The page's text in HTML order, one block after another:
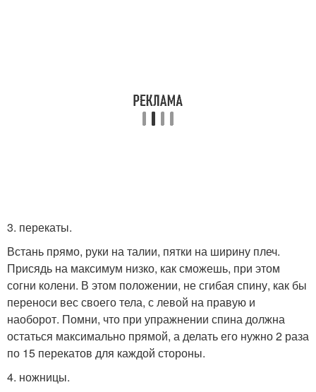
3. перекаты.
Встань прямо, руки на талии, пятки на ширину плеч.
Присядь на максимум низко, как сможешь, при этом
согни колени. В этом положении, не сгибая спину, как бы
переноси вес своего тела, с левой на правую и
наоборот. Помни, что при упражнении спина должна
остаться максимально прямой, а делать его нужно 2 раза
по 15 перекатов для каждой стороны.
4. ножницы.